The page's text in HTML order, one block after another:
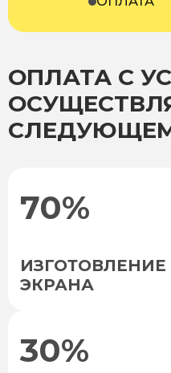
ОПЛАТА С
70%
ЭКРАНА
30%